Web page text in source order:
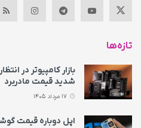
تازه‌ها
بازار کامپیوتر در
شدید قیمت مادربرد
اپل دوباره قیمت‌